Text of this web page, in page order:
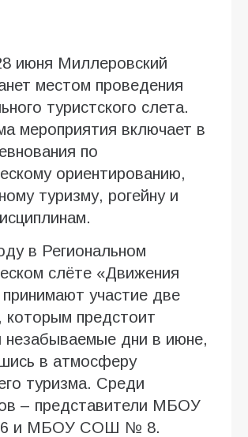
июня Миллеровский
местом проведения
туристского слета.
мероприятия включает в
по
ориентированию,
туризму, рогейну и
в Региональном
слёте «Движения
участие две
которым предстоит
незабываемые дни в июне,
в атмосферу
туризма. Среди
– представители МБОУ
и МБОУ СОШ № 8.